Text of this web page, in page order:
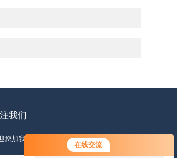
在线交流
您好！欢迎前来咨询，很高兴为您
服务，请问您要咨询什么问题呢？
我们
您加我微信了解更多信息